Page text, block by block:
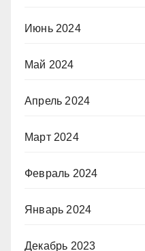
Июнь 2024
Май 2024
Апрель 2024
Март 2024
Февраль 2024
Январь 2024
Декабрь 2023